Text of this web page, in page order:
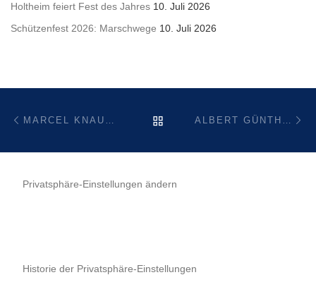
Holtheim feiert Fest des Jahres 10. Juli 2026
Schützenfest 2026: Marschwege 10. Juli 2026
BeitragsnavigationZURÜCK ZUR
Privatsphäre-Einstellungen ändern
Historie der Privatsphäre-Einstellungen